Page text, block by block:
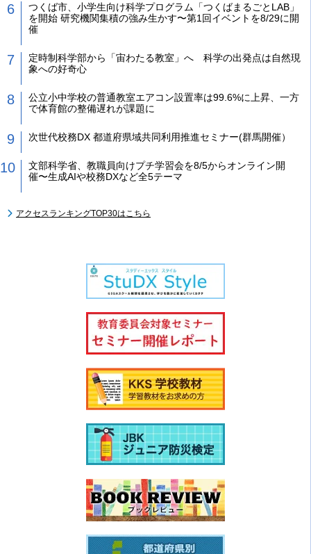
つくば市、小学生向け科学プログラム「つくばまるごとLAB」
を開始 研究機関集積の強み生かす〜第1回イベントを8/29に開
催
定時制科学部から「宙わたる教室」へ 科学の出発点は自然現
象への好奇心
公立小中学校の普通教室エアコン設置率は99.6%に上昇、一方
で体育館の整備遅れが課題に
次世代校務DX 都道府県域共同利用推進セミナー(群馬開催）
文部科学省、教職員向けプチ学習会を8/5からオンライン開
催〜生成AIや校務DXなど全5テーマ
アクセスランキングTOP30はこちら